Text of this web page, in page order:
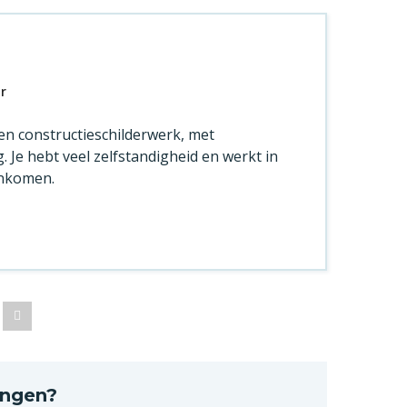
constructieschilderwerk, met
hebt veel zelfstandigheid en werkt in